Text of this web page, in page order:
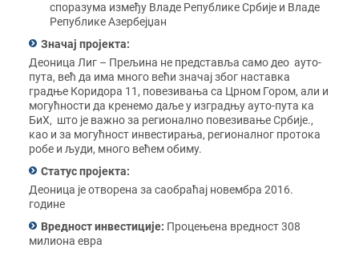
споразума између Владе Републике Србије и Владе
Републике Азербејџан
Значај пројекта:
Деоница Лиг – Прељина не представља само део ауто-
пута, већ да има много већи значај због наставка
градње Коридора 11, повезивања са Црном Гором, али и
могућности да кренемо даље у изградњу ауто-пута ка
БиХ, што је важно за регионално повезивање Србије.,
као и за могућност инвестирања, регионалног протока
робе и људи, много већем обиму.
Статус пројекта:
Деоница је отворена за саобраћај новембра 2016.
године
Вредност инвестиције: Процењена вредност 308
милиона евра